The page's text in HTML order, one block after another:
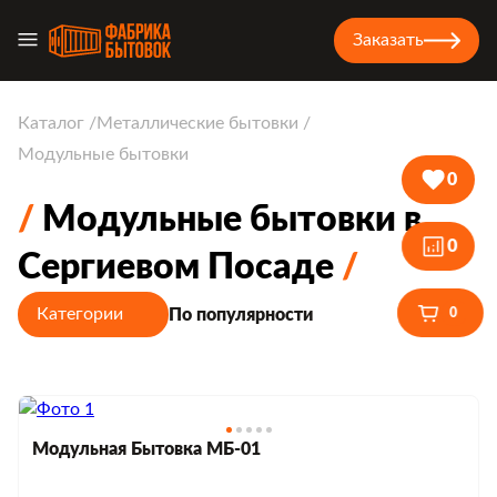
Заказать
Каталог
Металлические бытовки
Модульные бытовки
Модульные бытовки в
Сергиевом Посаде
Категории По популярности
Модульная Бытовка МБ-01
0
0
0